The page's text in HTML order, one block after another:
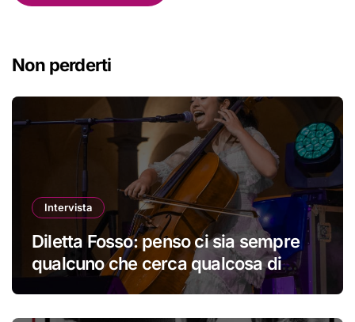
Non perderti
Intervista
Diletta Fosso: penso ci sia sempre
qualcuno che cerca qualcosa di